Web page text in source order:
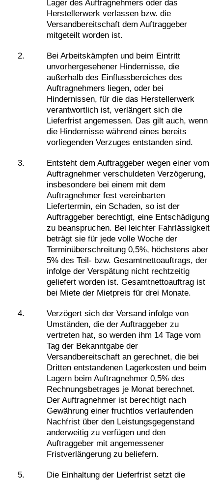
Lager des Auftragnehmers oder das
Herstellerwerk verlassen bzw. die
Versandbereitschaft dem Auftraggeber
mitgeteilt worden ist.
Bei Arbeitskämpfen und beim Eintritt
unvorhergesehener Hindernisse, die
außerhalb des Einflussbereiches des
Auftragnehmers liegen, oder bei
Hindernissen, für die das Herstellerwerk
verantwortlich ist, verlängert sich die
Lieferfrist angemessen. Das gilt auch, wenn
die Hindernisse während eines bereits
vorliegenden Verzuges entstanden sind.
Entsteht dem Auftraggeber wegen einer vom
Auftragnehmer verschuldeten Verzögerung,
insbesondere bei einem mit dem
Auftragnehmer fest vereinbarten
Liefertermin, ein Schaden, so ist der
Auftraggeber berechtigt, eine Entschädigung
zu beanspruchen. Bei leichter Fahrlässigkeit
beträgt sie für jede volle Woche der
Terminüberschreitung 0,5%, höchstens aber
5% des Teil- bzw. Gesamtnettoauftrags, der
infolge der Verspätung nicht rechtzeitig
geliefert worden ist. Gesamtnettoauftrag ist
bei Miete der Mietpreis für drei Monate.
Verzögert sich der Versand infolge von
Umständen, die der Auftraggeber zu
vertreten hat, so werden ihm 14 Tage vom
Tag der Bekanntgabe der
Versandbereitschaft an gerechnet, die bei
Dritten entstandenen Lagerkosten und beim
Lagern beim Auftragnehmer 0,5% des
Rechnungsbetrages je Monat berechnet.
Der Auftragnehmer ist berechtigt nach
Gewährung einer fruchtlos verlaufenden
Nachfrist über den Leistungsgegenstand
anderweitig zu verfügen und den
Auftraggeber mit angemessener
Fristverlängerung zu beliefern.
Die Einhaltung der Lieferfrist setzt die